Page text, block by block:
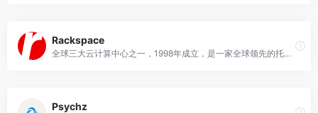
Rackspace
全球三大云计算中心之一，1998年成立，是一家全球领先的托管服务器及云计算提供商
Psychz